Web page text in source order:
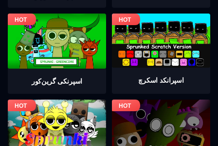
اسپرنکی گرين‌كور اسپرانکد اسکرچ